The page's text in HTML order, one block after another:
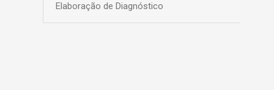
Elaboração de Diagnóstico